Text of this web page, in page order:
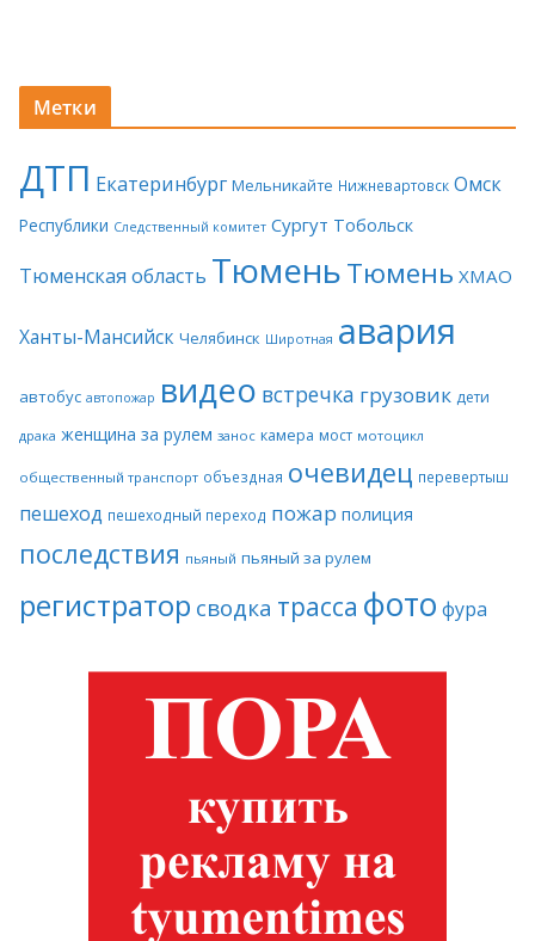
Метки
ДТП Екатеринбург Мельникайте Нижневартовск Омск
Республики Следственный комитет Сургут Тобольск
Тюменская область ТюменьТюмень ХМАО
Ханты-Мансийск Челябинск Широтная авария
автобус автопожар видео встречка грузовик дети
драка женщина за рулем занос камера мост мотоцикл
общественный транспорт объездная очевидец перевертыш
пешеход пешеходный переход пожар полиция
последствия пьяный пьяный за рулем
регистратор сводка трасса фото фура